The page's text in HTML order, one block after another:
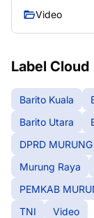
Video
Label Cloud
Barito Kuala
Barito Utara
DPRD
Murung Raya
PEMKAB
TNI
Video